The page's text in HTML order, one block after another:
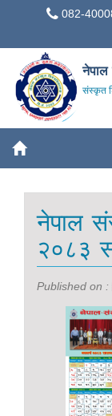
082-
नेपाल
संस्कृत
नेपाल
२०८३
Published on :